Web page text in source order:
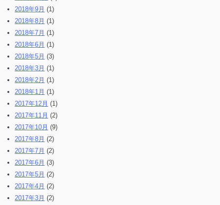
2018年9月 (1)
2018年8月 (1)
2018年7月 (1)
2018年6月 (1)
2018年5月 (3)
2018年3月 (1)
2018年2月 (1)
2018年1月 (1)
2017年12月 (1)
2017年11月 (2)
2017年10月 (9)
2017年8月 (2)
2017年7月 (2)
2017年6月 (3)
2017年5月 (2)
2017年4月 (2)
2017年3月 (2)